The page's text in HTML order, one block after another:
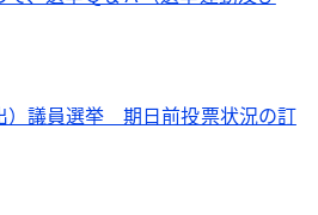
）議員選挙 期日前投票状況の訂